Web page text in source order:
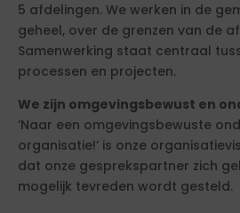
5 afdelingen. We werken in de
geheel, over de grenzen van de
Samenwerking staat centraal
processen en projecten.
We zijn omgevingsbewust en
‘Naar een omgevingsbewuste
organisatie!’ is onze
dat onze gesprekspartner zich
mogelijk tevreden wordt gesteld.